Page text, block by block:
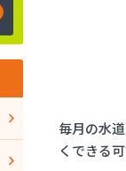
毎月の水
くできる